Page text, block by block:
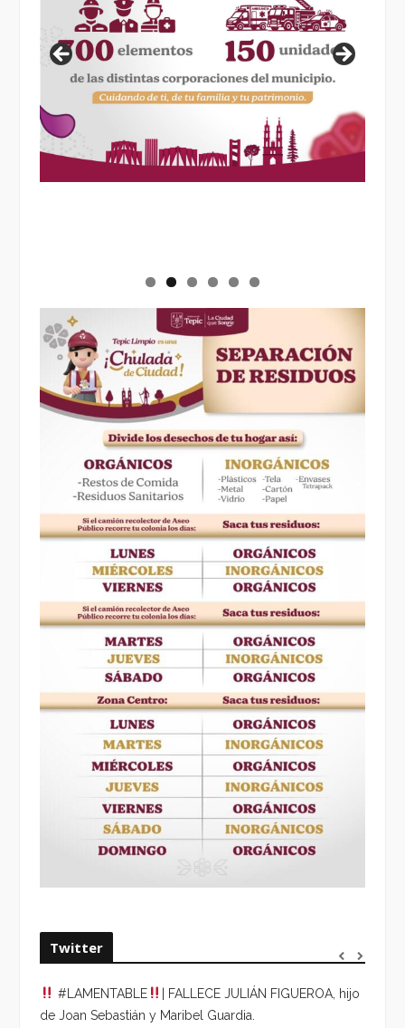
Twitter
#LAMENTABLE
| FALLECE JULIÁN FIGUEROA, hijo
de Joan Sebastián y Maribel Guardia.